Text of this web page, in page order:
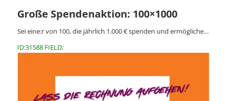
Große Spendenaktion: 100×1000
Sei eine:r von 100, die jährlich 1.000 € spenden und ermögliche…
ID:31588 FIELD: